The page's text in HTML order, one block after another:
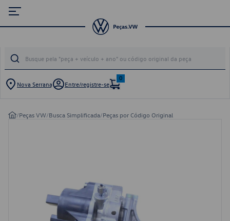
Nova Serrana Entre/registre-se
0
/Peças VW/Busca Simplificada/Peças por Código Original